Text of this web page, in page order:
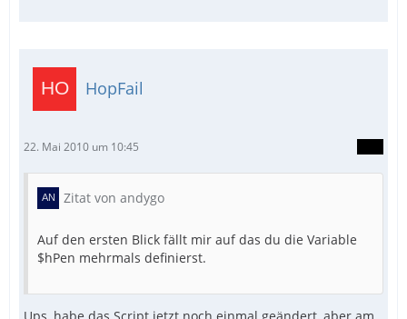
HopFail
22. Mai 2010 um 10:45
Zitat von andygo
Auf den ersten Blick fällt mir auf das du die Variable
$hPen mehrmals definierst.